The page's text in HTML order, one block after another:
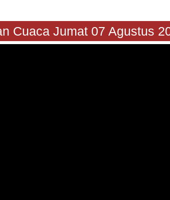
Jumat 07 Agustus 2026"